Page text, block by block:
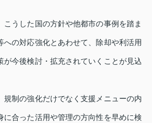
こうした国の方針や他都市の事例を踏ま
への対応強化とあわせて、除却や利活用
が今後検討・拡充されていくことが見込
規制の強化だけでなく支援メニューの内
に合った活用や管理の方向性を早めに検